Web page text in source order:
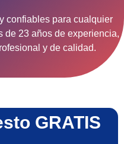
confiables para cualquier
de 23 años de experiencia,
y de calidad.
GRATIS